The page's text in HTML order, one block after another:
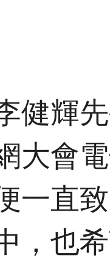
輝先
大會
一直
，也